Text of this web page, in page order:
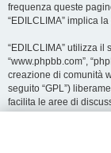
frequenza queste
“EDILCLIMA” implica
“EDILCLIMA” utilizza il
“www.phpbb.com”,
creazione di comunità
seguito “GPL”)
facilita le aree di
contenuti e della